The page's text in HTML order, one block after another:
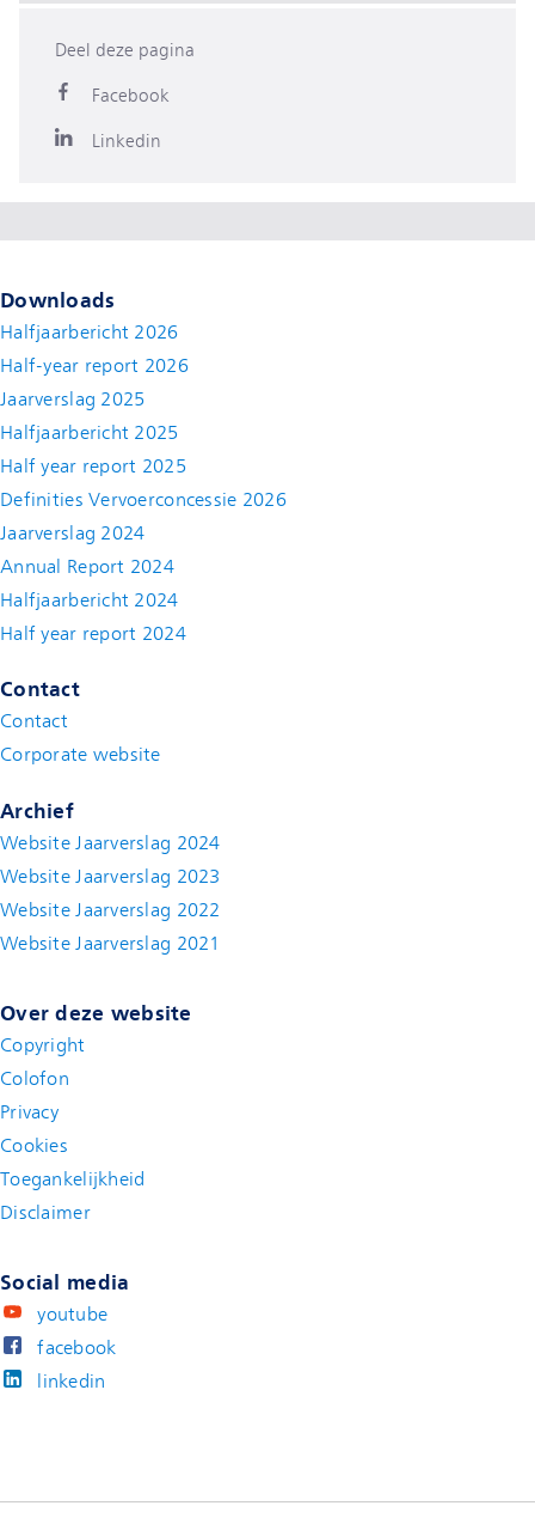
Deel deze pagina
Facebook
Linkedin
Downloads
Halfjaarbericht 2026
Half-year report 2026
Jaarverslag 2025
Halfjaarbericht 2025
Half year report 2025
Definities Vervoerconcessie 2026
Jaarverslag 2024
Annual Report 2024
Halfjaarbericht 2024
Half year report 2024(new window)
Contact
Contact
Corporate website
Archief
Website Jaarverslag 2024
Website Jaarverslag 2023
Website Jaarverslag 2022
Website Jaarverslag 2021
Over deze website
Copyright
Colofon
Privacy
Cookies
Toegankelijkheid
Disclaimer(new window)
Social media
youtube
facebook
linkedin